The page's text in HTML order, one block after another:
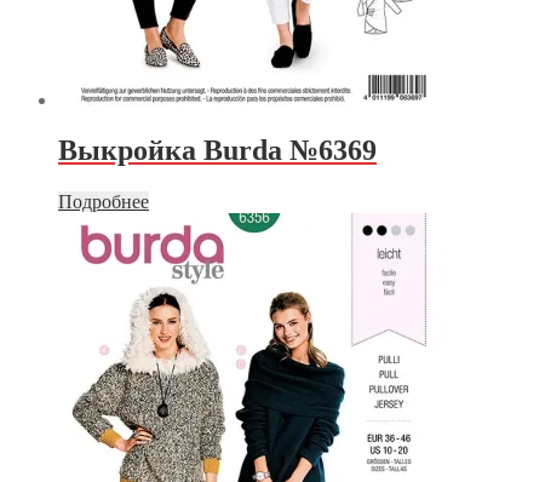
Выкройка Burda №6369
Подробнее